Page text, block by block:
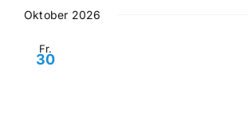
Oktober 2026
Fr.
30